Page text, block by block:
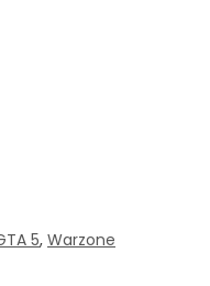
5, Warzone